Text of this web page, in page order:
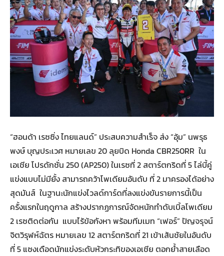
“ฮอนด้า เรซซิ่ง ไทยแลนด์” ประสบความสำเร็จ ส่ง “อุ้ม” นพรุธ
พงษ์ บุญประเวศ หมายเลข 20 ลุยบิด Honda CBR250RR ใน
เอเชีย โปรดักชั่น 250 (AP250) ในเรซที่ 2 สตาร์ตกริดที่ 5 ไล่บี้คู่
แข่งแบบไม่มียั้ง สามารถคว้าโพเดียมอันดับ ที่ 2 มาครองได้อย่าง
สุดมันส์ ในฐานะนักแข่งไวลด์การ์ดที่ลงแข่งขันรายการนี้เป็น
ครั้งแรกในฤดูกาล สร้างปรากฏการณ์จัดหนักทำดับเบิ้ลโพเดียม
2 เรซติดต่อกัน แบบไร้ข้อกังหา พร้อมทีมเมท “เฟอร์” ปัญจรุจน์
จิตวิรุฬห์ฉัตร หมายเลข 12 สตาร์ตกริดที่ 21 เข้าเส้นชัยในอันดับ
ที่ 5 แซงเดือดนักแข่งระดับหัวกระทิของเอเชีย ตอกย้ำสายเลือด